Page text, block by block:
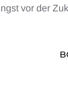
vor der